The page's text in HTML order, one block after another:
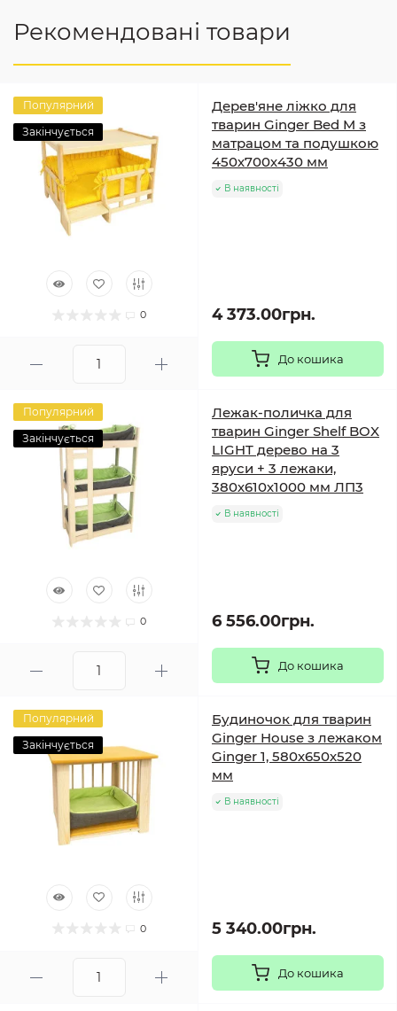
Рекомендовані товари
Популярний
Закінчується
0
Дерев'яне ліжко для
тварин Ginger Bed M з
матрацом та подушкою
450х700х430 мм
В наявності
4 373.00грн.
До кошика
Популярний
Закінчується
0
Лежак-поличка для
тварин Ginger Shelf BOX
LIGHT дерево на 3
яруси + 3 лежаки,
380х610х1000 мм ЛП3
В наявності
6 556.00грн.
До кошика
Популярний
Закінчується
0
Будиночок для тварин
Ginger House з лежаком
Ginger 1, 580х650х520
мм
В наявності
5 340.00грн.
До кошика